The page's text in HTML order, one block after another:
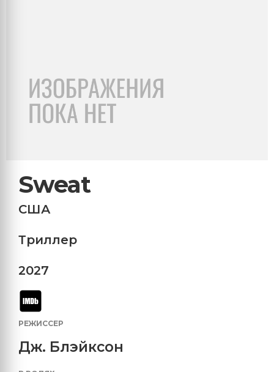
Sweat
США
Триллер
2027
РЕЖИССЕР
Дж. Блэйксон